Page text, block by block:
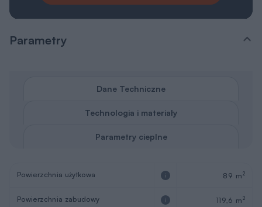
Parametry
Dane Techniczne
Technologia i materiały
Parametry cieplne
Powierzchnia użytkowa 89 m2
Powierzchnia zabudowy 119,6 m2